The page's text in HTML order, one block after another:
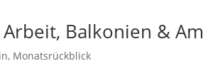
Balkonien &
, Monatsrückblick